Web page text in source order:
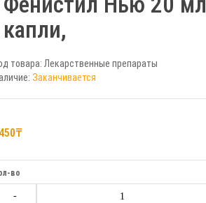
капли,
товара: Лекарственные препараты
Заканчивается
во
-